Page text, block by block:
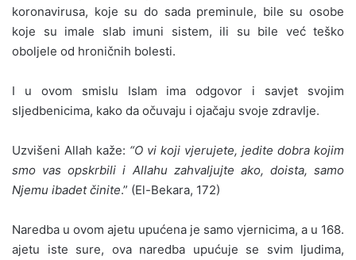
koronavirusa, koje su do sada preminule, bile su osobe
koje su imale slab imuni sistem, ili su bile već teško
oboljele od hroničnih bolesti.
I u ovom smislu Islam ima odgovor i savjet svojim
sljedbenicima, kako da očuvaju i ojačaju svoje zdravlje.
Uzvišeni Allah kaže: “O vi koji vjerujete, jedite dobra kojim
smo vas opskrbili i Allahu zahvaljujte ako, doista, samo
Njemu ibadet činite.” (El-Bekara, 172)
Naredba u ovom ajetu upućena je samo vjernicima, a u 168.
ajetu iste sure, ova naredba upućuje se svim ljudima,